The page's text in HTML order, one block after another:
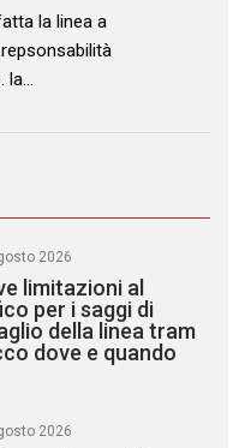
la linea a
la…
2026
limitazioni al
per i saggi di
della linea tram
dove e quando
2026